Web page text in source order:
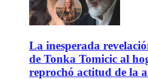
La inesperada
de Tonka Tomicic al
reprochó actitud de la